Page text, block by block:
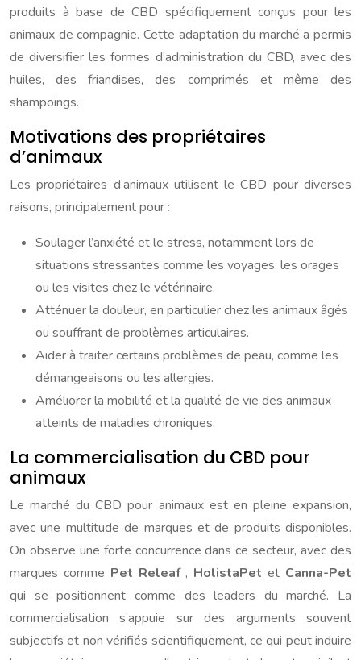
produits à base de CBD spécifiquement conçus pour les
animaux de compagnie. Cette adaptation du marché a permis
de diversifier les formes d’administration du CBD, avec des
huiles, des friandises, des comprimés et même des
shampoings.
Motivations des propriétaires
d’animaux
Les propriétaires d’animaux utilisent le CBD pour diverses
raisons, principalement pour :
Soulager l’anxiété et le stress, notamment lors de
situations stressantes comme les voyages, les orages
ou les visites chez le vétérinaire.
Atténuer la douleur, en particulier chez les animaux âgés
ou souffrant de problèmes articulaires.
Aider à traiter certains problèmes de peau, comme les
démangeaisons ou les allergies.
Améliorer la mobilité et la qualité de vie des animaux
atteints de maladies chroniques.
La commercialisation du CBD pour
animaux
Le marché du CBD pour animaux est en pleine expansion,
avec une multitude de marques et de produits disponibles.
On observe une forte concurrence dans ce secteur, avec des
marques comme Pet Releaf , HolistaPetet Canna-Pet
qui se positionnent comme des leaders du marché. La
commercialisation s’appuie sur des arguments souvent
subjectifs et non vérifiés scientifiquement, ce qui peut induire